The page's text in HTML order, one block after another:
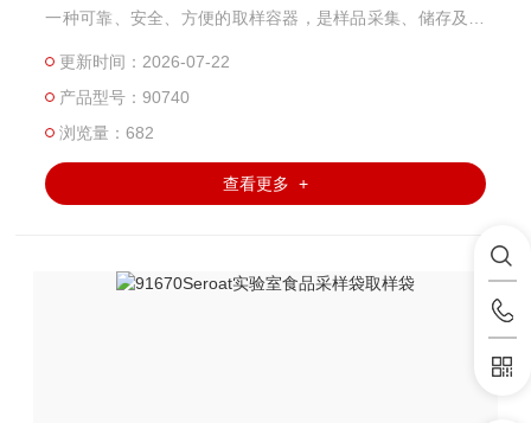
一种可靠、安全、方便的取样容器，是样品采集、储存及运
用于多种行业的样品采集，例如液体、粉末、颗粒、酱料等
产品。Seroat实验室食品采样袋取样袋
更新时间：2026-07-22
产品型号：90740
浏览量：682
查看更多 +